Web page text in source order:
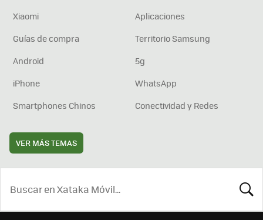
Xiaomi
Aplicaciones
Guías de compra
Territorio Samsung
Android
5g
iPhone
WhatsApp
Smartphones Chinos
Conectividad y Redes
VER MÁS TEMAS